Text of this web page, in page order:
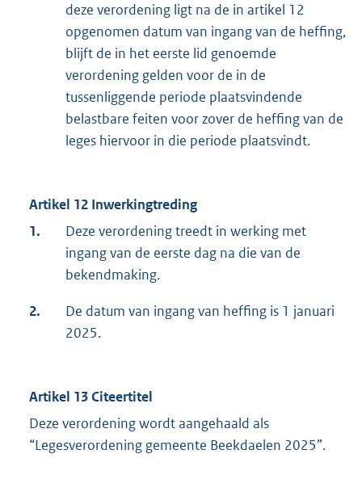
deze verordening ligt na de in artikel 12
opgenomen datum van ingang van de heffing,
blijft de in het eerste lid genoemde
verordening gelden voor de in de
tussenliggende periode plaatsvindende
belastbare feiten voor zover de heffing van de
leges hiervoor in die periode plaatsvindt.
Artikel 12 Inwerkingtreding
1.
Deze verordening treedt in werking met
ingang van de eerste dag na die van de
bekendmaking.
2.
De datum van ingang van heffing is 1 januari
2025.
Artikel 13 Citeertitel
Deze verordening wordt aangehaald als
“Legesverordening gemeente Beekdaelen 2025”.